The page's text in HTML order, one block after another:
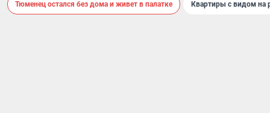
Тюменец остался без дома и живет в палатке Квартиры с видом на